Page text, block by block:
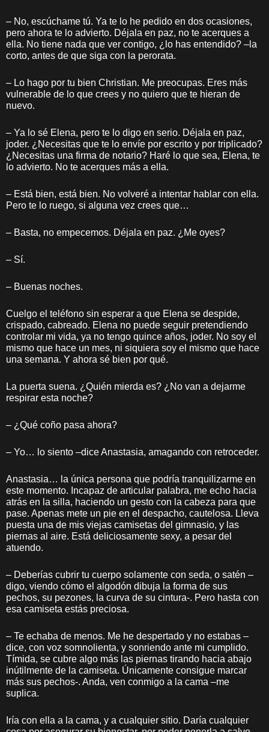
– No, escúchame tú. Ya te lo he pedido en dos ocasiones,
pero ahora te lo advierto. Déjala en paz, no te acerques a
ella. No tiene nada que ver contigo, ¿lo has entendido? –la
corto, antes de que siga con la perorata.
– Lo hago por tu bien Christian. Me preocupas. Eres más
vulnerable de lo que crees y no quiero que te hieran de
nuevo.
– Ya lo sé Elena, pero te lo digo en serio. Déjala en paz,
joder. ¿Necesitas que te lo envíe por escrito y por triplicado?
¿Necesitas una firma de notario? Haré lo que sea, Elena, te
lo advierto. No te acerques más a ella.
– Está bien, está bien. No volveré a intentar hablar con ella.
Pero te lo ruego, si alguna vez crees que…
– Basta, no empecemos. Déjala en paz. ¿Me oyes?
– Sí.
– Buenas noches.
Cuelgo el teléfono sin esperar a que Elena se despide,
crispado, cabreado. Elena no puede seguir pretendiendo
controlar mi vida, ya no tengo quince años, joder. No soy el
mismo que hace un mes, ni siquiera soy el mismo que hace
una semana. Y ahora sé bien por qué.
La puerta suena. ¿Quién mierda es? ¿No van a dejarme
respirar esta noche?
– ¿Qué coño pasa ahora?
– Yo… lo siento –dice Anastasia, amagando con retroceder.
Anastasia… la única persona que podría tranquilizarme en
este momento. Incapaz de articular palabra, me echo hacia
atrás en la silla, haciendo un gesto con la cabeza para que
pase. Apenas mete un pie en el despacho, cautelosa. Lleva
puesta una de mis viejas camisetas del gimnasio, y las
piernas al aire. Está deliciosamente sexy, a pesar del
atuendo.
– Deberías cubrir tu cuerpo solamente con seda, o satén –
digo, viendo cómo el algodón dibuja la forma de sus
pechos, su pezones, la curva de su cintura-. Pero hasta con
esa camiseta estás preciosa.
– Te echaba de menos. Me he despertado y no estabas –
dice, con voz somnolienta, y sonriendo ante mi cumplido.
Tímida, se cubre algo más las piernas tirando hacia abajo
inútilmente de la camiseta. Únicamente consigue marcar
más sus pechos-. Anda, ven conmigo a la cama –me
suplica.
Iría con ella a la cama, y a cualquier sitio. Daría cualquier